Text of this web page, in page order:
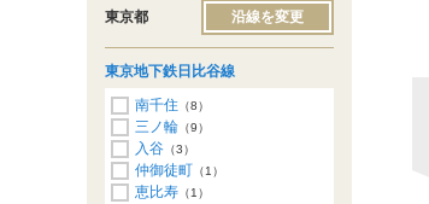
東京都 沿線を変更
東京地下鉄日比谷線
南千住 （8）
三ノ輪 （9）
入谷 （3）
仲御徒町 （1）
恵比寿 （1）